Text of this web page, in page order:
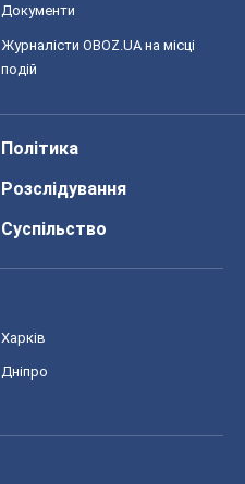
Документи
Журналісти OBOZ.UA на місці
подій
Політика
Розслідування
Суспільство
Харків
Дніпро